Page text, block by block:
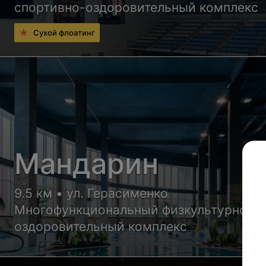
спортивно-оздоровительный комплекс
Сухой флоатинг
Мандарин
9.5 км • ул. Герасименко
Многофункциональный физкультурно-
оздоровительный комплекс